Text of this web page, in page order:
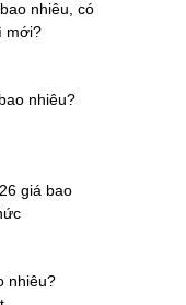
nhiêu, có
mới?
nhiêu?
giá bao
nhiêu?